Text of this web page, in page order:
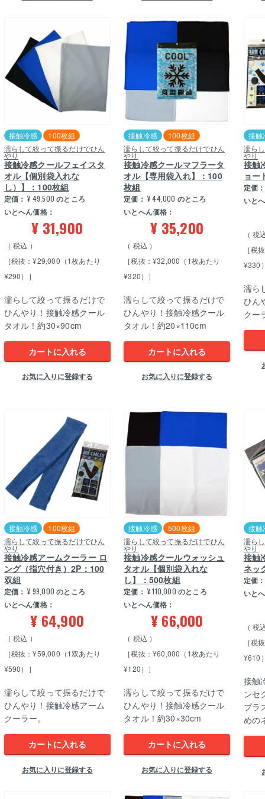
接触冷感
100枚組
濡らして絞って振るだけでひん
やり
接触冷感クールフェイスタ
オル【個別袋入れな
し）】：100枚組
定価： ¥ 49,500 のところ
いとへん価格：
¥ 31,900
税込
［税抜：¥29,000（1枚あたり
¥290）］
濡らして絞って振るだけで
ひんやり！接触冷感クール
タオル！約30×90cm
カートに入れる
お気に入りに登録する
接触冷感
100枚組
濡らして絞って振るだけでひん
やり
接触冷感クールマフラータ
オル【専用袋入れ】：100
枚組
定価： ¥ 44,000 のところ
いとへん価格：
¥ 35,200
税込
［税抜：¥32,000（1枚あたり
¥320）］
濡らして絞って振るだけで
ひんやり！接触冷感クール
タオル！約20×110cm
カートに入れる
お気に入りに登録する
接触
濡ら
やり
接触
ョー
定価：
いと
税
［税
¥330
濡ら
ひん
クー
接触冷感
100枚組
濡らして絞って振るだけでひん
やり
接触冷感アームクーラー ロ
ング（指穴付き）2P：100
双組
定価： ¥ 99,000 のところ
いとへん価格：
¥ 64,900
税込
［税抜：¥59,000（1双あたり
¥590）］
濡らして絞って振るだけで
ひんやり！接触冷感アーム
クーラー。
カートに入れる
お気に入りに登録する
接触冷感
500枚組
濡らして絞って振るだけでひん
やり
接触冷感クールウォッシュ
タオル【個別袋入れな
し】：500枚組
定価： ¥ 110,000 のところ
いとへん価格：
¥66,000
税込
［税抜：¥60,000（1枚あたり
¥120）］
濡らして絞って振るだけで
ひんやり！接触冷感クール
タオル！約30×30cm
カートに入れる
お気に入りに登録する
接触
濡ら
やり
接触
ネッ
定価：
いと
税
［税
¥610
接触
ンセ
プラ
めの